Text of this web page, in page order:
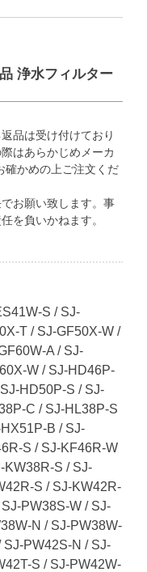
浄水フィルター
品は受け付けており
はあらかじめメーカ
確かめの上ご注文くだ
お願い致します。事
を負いかねます。
S / SJ-
T / SJ-GF50X-W /
A / SJ-
W / SJ-HD46P-
HD50P-S / SJ-
C / SJ-HL38P-S
B / SJ-
S / SJ-KF46R-W
KW38R-S / SJ-
S / SJ-KW42R-
PW38S-W / SJ-
N / SJ-PW38W-
SJ-PW42S-N / SJ-
S / SJ-PW42W-